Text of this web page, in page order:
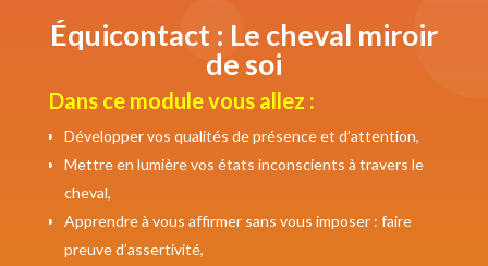
Équicontact : Le cheval miroir
de soi
Dans ce module vous allez :
Développer vos qualités de présence et d’attention,
Mettre en lumière vos états inconscients à travers le
cheval,
Apprendre à vous affirmer sans vous imposer : faire
preuve d’assertivité,